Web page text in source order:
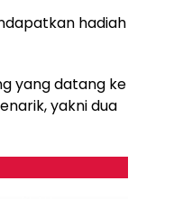
hadiah
yang datang ke
yakni dua